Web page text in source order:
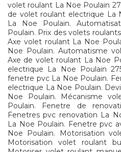
volet roulant La Noe Poulain
de volet roulant electrique La
La Noe Poulain.
Poulain. Prix des volets
Axe volet roulant La Noe
Noe Poulain. Automatisme
Axe de volet roulant La Noe
electrique La Noe Poulain
fenetre pvc La Noe Poulain.
electrique La Noe Poulain.
Noe Poulain. Mécanisme
Poulain. Fenetre de
Fenetres pvc renovation La
La Noe Poulain. Fenetre pvc
Noe Poulain. Motorisation
Motorisation volet roulant